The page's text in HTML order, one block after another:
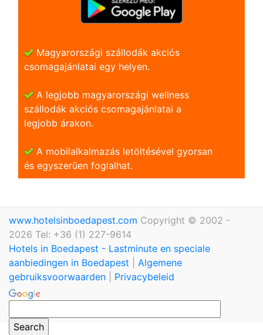
Magyarországi szállodák akciós
csomagajánlatai egy helyen.
A legjobb magyarországi wellness
szállodák akciós csomagajánlatai a
legjobb árakon.
A mobilalkalmazás letöltésével gyorsan
és egyszerũen foglalhat.
www.hotelsinboedapest.com Copyright © 2002 -
2026 Tel: +36 (1) 227-9614
Hotels in Boedapest - Lastminute en speciale
aanbiedingen in Boedapest
Algemene
gebruiksvoorwaarden
Privacybeleid